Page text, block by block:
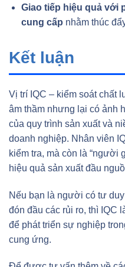
Giao tiếp hiệu quả với
cung cấp nhằm thúc
Kết luận
Vị trí IQC – kiểm soát chất
âm thầm nhưng lại có ảnh
của quy trình sản xuất và
doanh nghiệp. Nhân viên
kiểm tra, mà còn là “người
hiệu quả sản xuất đầu
Nếu bạn là người có tư
đón đầu các rủi ro, thì IQC
để phát triển sự nghiệp
cung ứng.